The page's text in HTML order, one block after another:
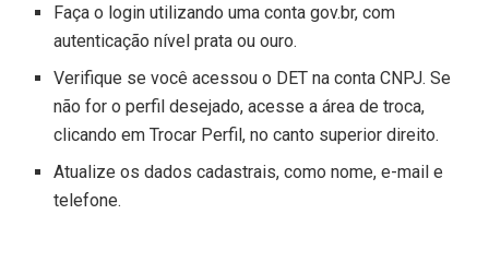
Faça o login utilizando uma conta gov.br, com
autenticação nível prata ou ouro.
Verifique se você acessou o DET na conta CNPJ. Se
não for o perfil desejado, acesse a área de troca,
clicando em Trocar Perfil, no canto superior direito.
Atualize os dados cadastrais, como nome, e-mail e
telefone.